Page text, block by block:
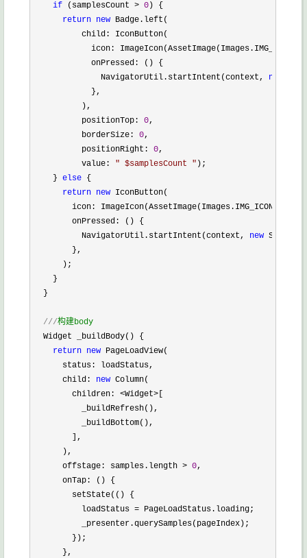
if (samplesCount > 0 ) {
return new Badge.left(
          child: IconButton(
icon:
            onPressed: () {
              NavigatorUtil.startIntent(context,
new
            },
          ),
          positionTop:
0,
          borderSize:
0,
          positionRight:
0,
          value:
" $samplesCount " );
    }
else {
return new IconButton(
icon:
        onPressed: () {
          NavigatorUtil.startIntent(context,
new
        },
      );
    }
  }
///构建body
  Widget _buildBody() {
return new PageLoadView(
      status: loadStatus,
      child:
new Column(
        children:
<Widget>
          _buildRefresh(),
          _buildBottom(),
        ],
      ),
      offstage: samples.length
> 0,
      onTap: () {
        setState(() {
          loadStatus
= PageLoadStatus.loading;
          _presenter.querySamples(pageIndex);
        });
      },